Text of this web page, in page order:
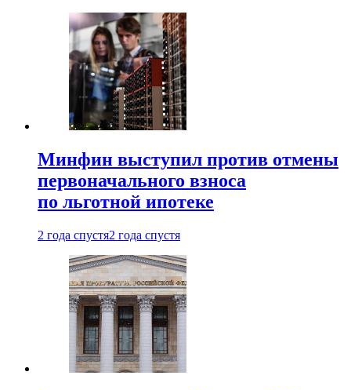
Минфин выступил против отмены
первоначального взноса
по льготной ипотеке
2 года спустя2 года спустя